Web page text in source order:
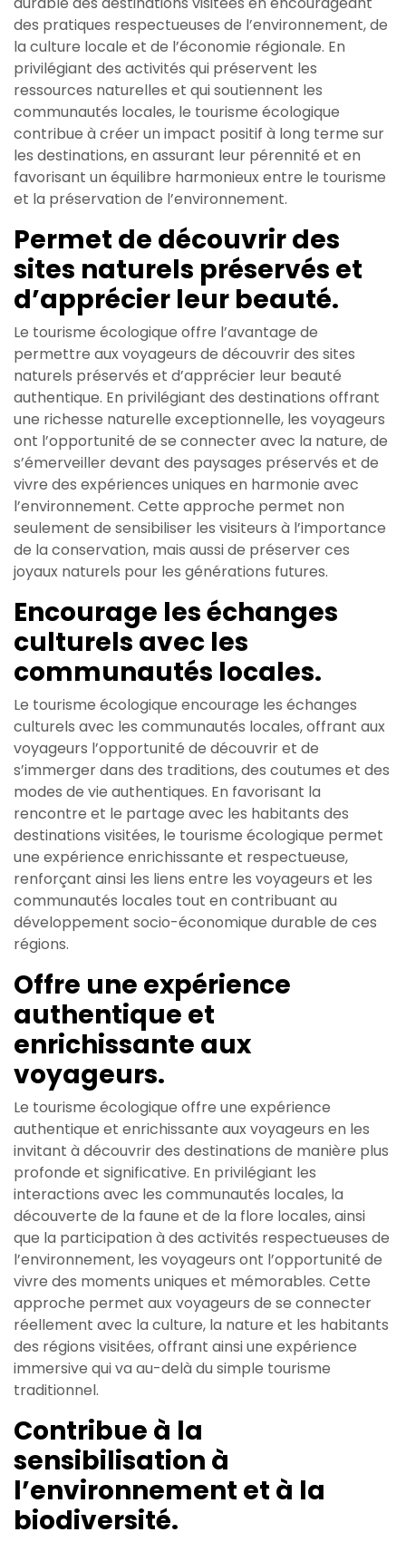
des pratiques respectueuses de l’environnement, de
la culture locale et de l’économie régionale. En
privilégiant des activités qui préservent les
ressources naturelles et qui soutiennent les
communautés locales, le tourisme écologique
contribue à créer un impact positif à long terme sur
les destinations, en assurant leur pérennité et en
favorisant un équilibre harmonieux entre le tourisme
et la préservation de l’environnement.
Permet de découvrir des
sites naturels préservés et
d’apprécier leur beauté.
Le tourisme écologique offre l’avantage de
permettre aux voyageurs de découvrir des sites
naturels préservés et d’apprécier leur beauté
authentique. En privilégiant des destinations offrant
une richesse naturelle exceptionnelle, les voyageurs
ont l’opportunité de se connecter avec la nature, de
s’émerveiller devant des paysages préservés et de
vivre des expériences uniques en harmonie avec
l’environnement. Cette approche permet non
seulement de sensibiliser les visiteurs à l’importance
de la conservation, mais aussi de préserver ces
joyaux naturels pour les générations futures.
Encourage les échanges
culturels avec les
communautés locales.
Le tourisme écologique encourage les échanges
culturels avec les communautés locales, offrant aux
voyageurs l’opportunité de découvrir et de
s’immerger dans des traditions, des coutumes et des
modes de vie authentiques. En favorisant la
rencontre et le partage avec les habitants des
destinations visitées, le tourisme écologique permet
une expérience enrichissante et respectueuse,
renforçant ainsi les liens entre les voyageurs et les
communautés locales tout en contribuant au
développement socio-économique durable de ces
régions.
Offre une expérience
authentique et
enrichissante aux
voyageurs.
Le tourisme écologique offre une expérience
authentique et enrichissante aux voyageurs en les
invitant à découvrir des destinations de manière plus
profonde et significative. En privilégiant les
interactions avec les communautés locales, la
découverte de la faune et de la flore locales, ainsi
que la participation à des activités respectueuses de
l’environnement, les voyageurs ont l’opportunité de
vivre des moments uniques et mémorables. Cette
approche permet aux voyageurs de se connecter
réellement avec la culture, la nature et les habitants
des régions visitées, offrant ainsi une expérience
immersive qui va au-delà du simple tourisme
traditionnel.
Contribue à la
sensibilisation à
l’environnement et à la
biodiversité.